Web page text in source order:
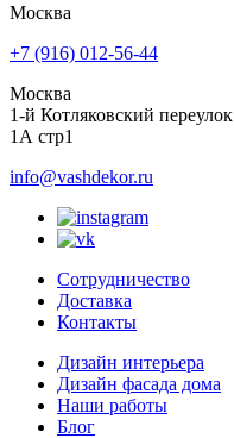
Москва
+7 (916) 012-56-44
Москва
1-й Котляковский переулок
1А стр1
info@vashdekor.ru
Сотрудничество
Доставка
Контакты
Дизайн интерьера
Дизайн фасада дома
Наши работы
Блог